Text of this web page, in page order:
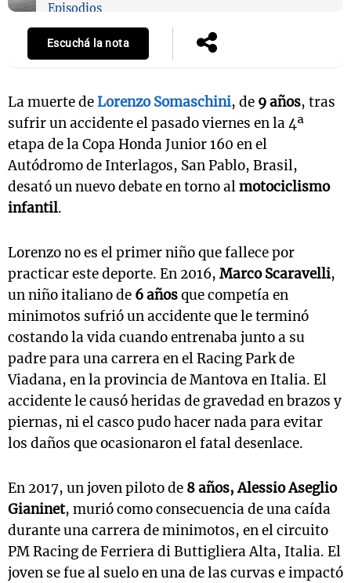
Episodios
Escuchá la nota
La muerte deLorenzo Somaschini, de 9 años, tras
sufrir un accidente el pasado viernes en la 4ª
etapa de la Copa Honda Junior 160 en el
Autódromo de Interlagos, San Pablo, Brasil,
desató un nuevo debate en torno almotociclismo
infantil.
Lorenzo no es el primer niño que fallece por
practicar este deporte. En 2016, Marco Scaravelli,
un niño italiano de 6 añosque competía en
minimotos sufrió un accidente que le terminó
costando la vida cuando entrenaba junto a su
padre para una carrera en el Racing Park de
Viadana, en la provincia de Mantova en Italia. El
accidente le causó heridas de gravedad en brazos y
piernas, ni el casco pudo hacer nada para evitar
los daños que ocasionaron el fatal desenlace.
En 2017, un joven piloto de 8 años, Alessio Aseglio
Gianinet, murió como consecuencia de una caída
durante una carrera de minimotos, en el circuito
PM Racing de Ferriera di Buttigliera Alta, Italia. El
joven se fue al suelo en una de las curvas e impactó